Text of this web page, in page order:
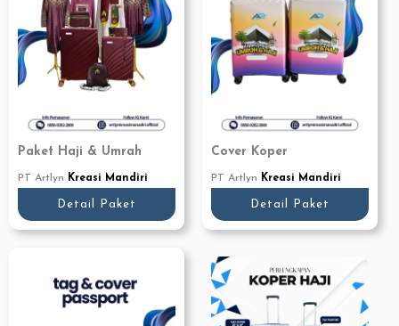
Paket Haji & Umrah
PT Artlyn Kreasi Mandiri
Detail Paket
Cover Koper
PT Artlyn Kreasi Mandiri
Detail Paket